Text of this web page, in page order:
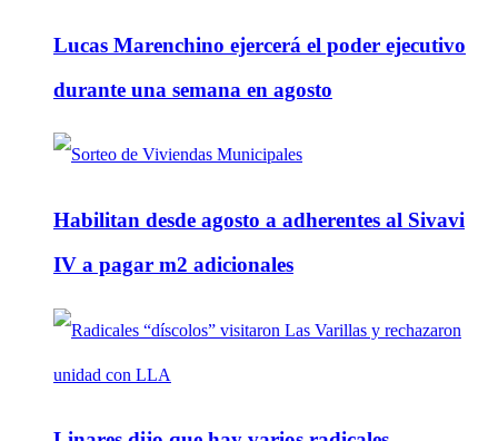
Lucas Marenchino ejercerá el poder ejecutivo
durante una semana en agosto
Habilitan desde agosto a adherentes al Sivavi
IV a pagar m2 adicionales